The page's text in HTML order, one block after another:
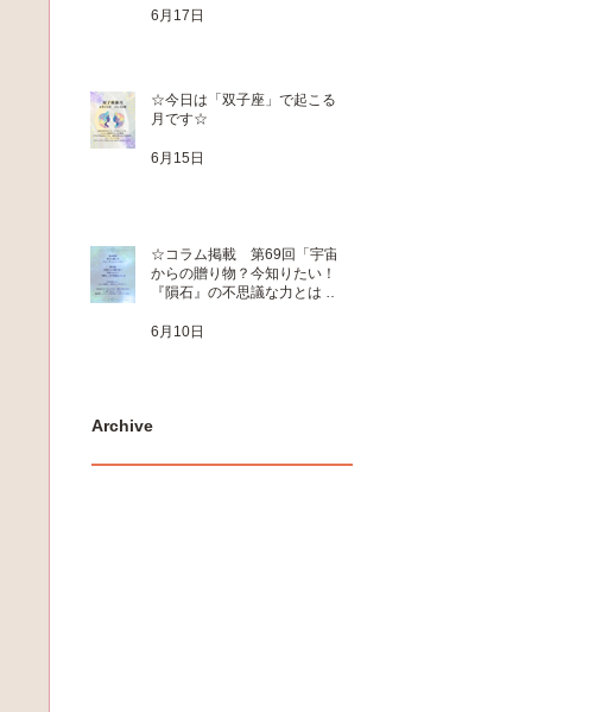
6月17日
☆今日は「双子座」で起こる新
月です☆
6月15日
☆コラム掲載 第69回「宇宙
からの贈り物？今知りたい！
『隕石』の不思議な力とは 」
6月10日
Archive